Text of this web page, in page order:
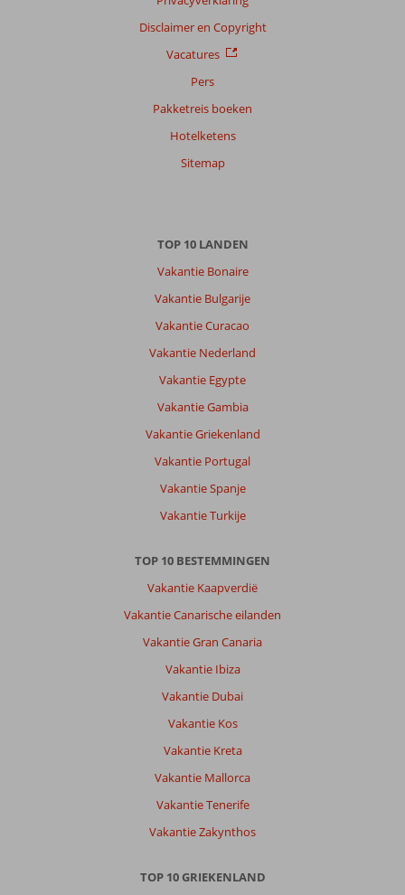
Disclaimer en Copyright
Vacatures
Pers
Pakketreis boeken
Hotelketens
Sitemap
TOP 10 LANDEN
Vakantie Bonaire
Vakantie Bulgarije
Vakantie Curacao
Vakantie Nederland
Vakantie Egypte
Vakantie Gambia
Vakantie Griekenland
Vakantie Portugal
Vakantie Spanje
Vakantie Turkije
TOP 10 BESTEMMINGEN
Vakantie Kaapverdië
Vakantie Canarische eilanden
Vakantie Gran Canaria
Vakantie Ibiza
Vakantie Dubai
Vakantie Kos
Vakantie Kreta
Vakantie Mallorca
Vakantie Tenerife
Vakantie Zakynthos
TOP 10 GRIEKENLAND